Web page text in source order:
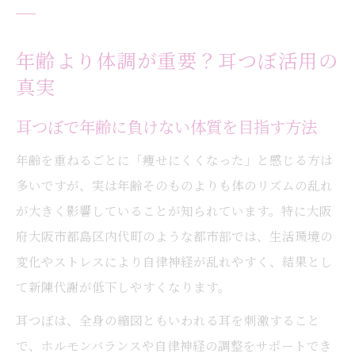
年齢より体調が重要？耳つぼ活用の
真実
耳つぼで年齢に負けない体質を目指す方法
年齢を重ねるごとに「痩せにくくなった」と感じる方は
多いですが、実は年齢そのものよりも体のリズムの乱れ
が大きく影響していることが知られています。特に大阪
府大阪市都島区内代町のような都市部では、生活環境の
変化やストレスにより自律神経が乱れやすく、結果とし
て新陳代謝が低下しやすくなります。
耳つぼは、全身の縮図ともいわれる耳を刺激すること
で、ホルモンバランスや自律神経の調整をサポートでき